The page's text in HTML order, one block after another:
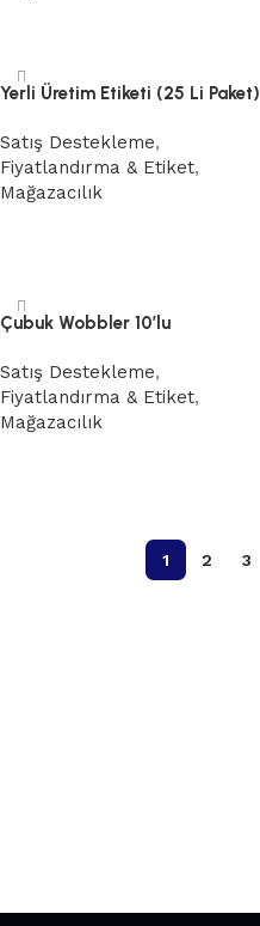
Yerli Üretim Etiketi (25 Li Paket)
Satış Destekleme,
Fiyatlandırma & Etiket,
Mağazacılık
Çubuk Wobbler 10’lu
Satış Destekleme,
Fiyatlandırma & Etiket,
Mağazacılık
1 2 3